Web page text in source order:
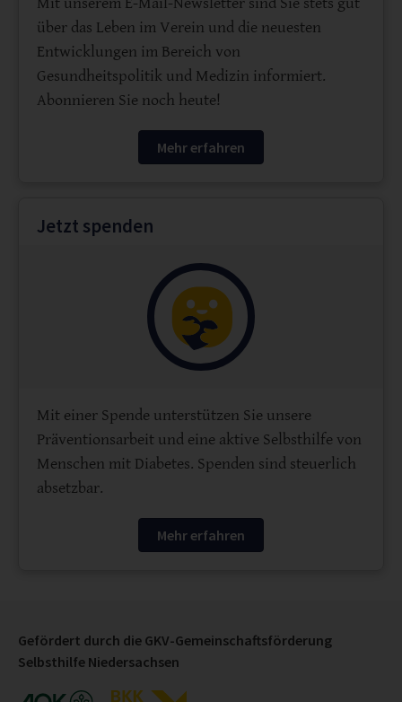
über das Leben im Verein und die neuesten
Entwicklungen im Bereich von
Gesundheitspolitik und Medizin informiert.
Abonnieren Sie noch heute!
Mehr erfahren
Jetzt spenden
Mit einer Spende unterstützen Sie unsere
Präventionsarbeit und eine aktive Selbsthilfe von
Menschen mit Diabetes. Spenden sind steuerlich
absetzbar.
Mehr erfahren
Gefördert durch die GKV-Gemeinschaftsförderung
Selbsthilfe Niedersachsen